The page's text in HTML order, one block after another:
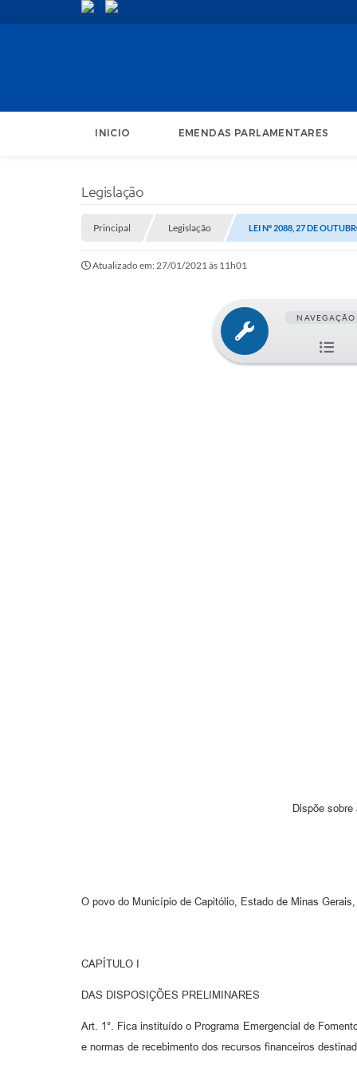
INICIO EMENDAS PARLAMENTARES
Legislação
Principal Legislação LEI Nº 2088, 27 DE
Atualizado em: 27/01/2021 às 11h01
NAVEGAÇÃO
Dispõe
O povo do Município de Capitólio, Estado de Minas
CAPÍTULO I
DAS DISPOSIÇÕES PRELIMINARES
Art. 1°. Fica instituído o Programa Emergencial de
e normas de recebimento dos recursos financeiros